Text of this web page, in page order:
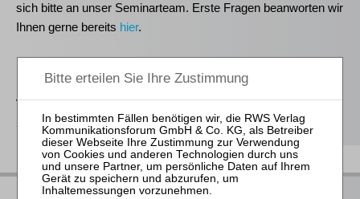
sich bitte an unser Seminarteam. Erste Fragen beanworten wir
Ihnen gerne bereits hier.
Seminarorganisation
T(0221)-400 88-15
seminar@rws-verlag.de